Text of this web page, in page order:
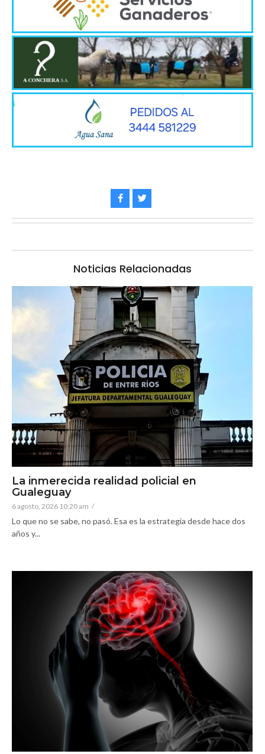
Noticias Relacionadas
La inmerecida realidad policial en
Gualeguay
6 agosto, 2026 10:20 am /
Lo que no se sabe, no pasó. Esa es la estrategia desde hace dos
años y...